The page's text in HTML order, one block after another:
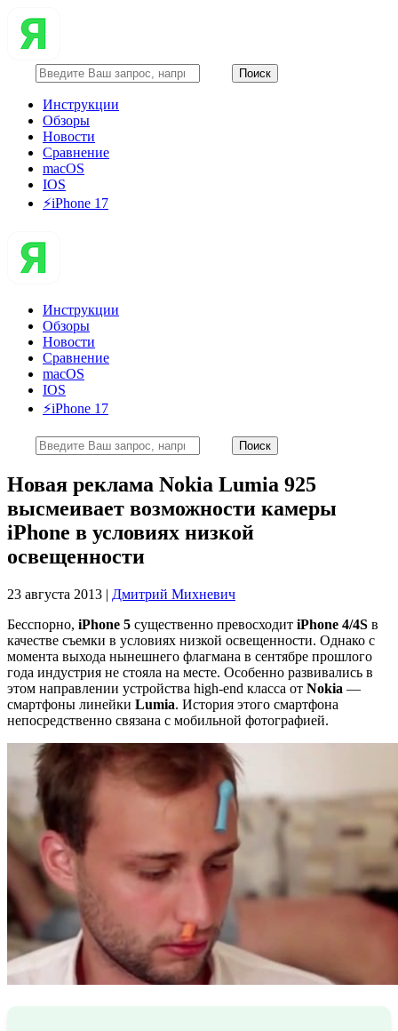
Инструкции
Обзоры
Новости
Сравнение
macOS
IOS
⚡️iPhone 17
Инструкции
Обзоры
Новости
Сравнение
macOS
IOS
⚡️iPhone 17
Новая реклама Nokia Lumia 925
высмеивает возможности камеры
iPhone в условиях низкой
освещенности
23 августа 2013 | Дмитрий Михневич
Бесспорно, iPhone 5 существенно превосходит iPhone 4/4S в
качестве съемки в условиях низкой освещенности. Однако с
момента выхода нынешнего флагмана в сентябре прошлого
года индустрия не стояла на месте. Особенно развивались в
этом направлении устройства high-end класса от Nokia —
смартфоны линейки Lumia. История этого смартфона
непосредственно связана с мобильной фотографией.